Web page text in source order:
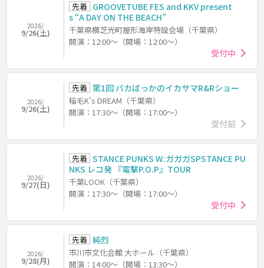
2026/
9/26(土)
先着 GROOVETUBE FES and KKV present
s “A DAY ON THE BEACH”
千葉県横芝光町屋形海岸特設会場（千葉県）
開演：12:00～（開場：12:00～）
受付中
2026/
9/26(土)
先着 第1回 バカばっかのイカサマR&Rショー
稲毛K’s DREAM（千葉県）
開演：17:30～（開場：17:00～）
受付前
2026/
9/27(日)
先着 STANCE PUNKS W:ガガガSPSTANCE PU
NKS レコ発 『電撃P.O.P』TOUR
千葉LOOK（千葉県）
開演：17:30～（開場：17:00～）
受付中
2026/
9/28(月)
先着 純烈
市川市文化会館 大ホール（千葉県）
開演：14:00～（開場：13:30～）